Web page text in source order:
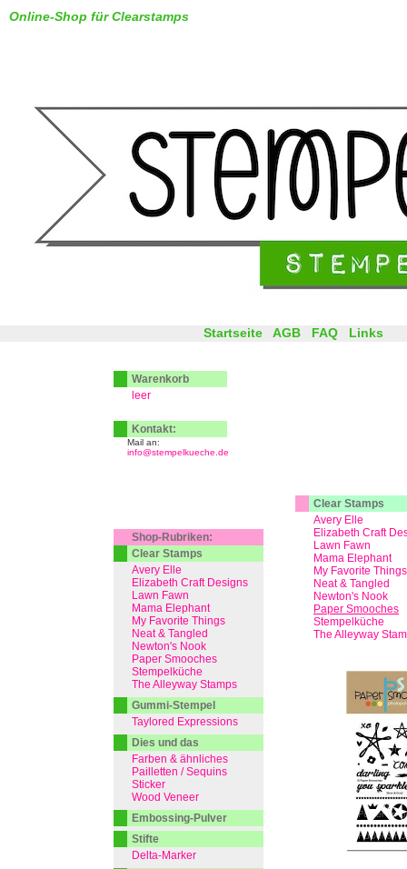
Online-Shop für Clearstamps
Clear Stamps
Avery Elle
Elizabeth Craft
Lawn Fawn
Mama Elephant
My Favorite Things
Neat & Tangled
Newton's Nook
Paper Smooches
Stempelküche
The Alleyway
Startseite AGB FAQ Links
Warenkorb
leer
Kontakt:
Mail an:
info@stempelkueche.de
Shop-Rubriken:
Clear Stamps
Avery Elle
Elizabeth Craft Designs
Lawn Fawn
Mama Elephant
My Favorite Things
Neat & Tangled
Newton's Nook
Paper Smooches
Stempelküche
The Alleyway Stamps
Gummi-Stempel
Taylored Expressions
Dies und das
Farben & ähnliches
Pailletten / Sequins
Sticker
Wood Veneer
Embossing-Pulver
Stifte
Delta-Marker